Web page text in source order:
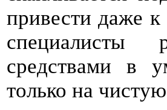
привести даже
специалисты
средствами в
только на